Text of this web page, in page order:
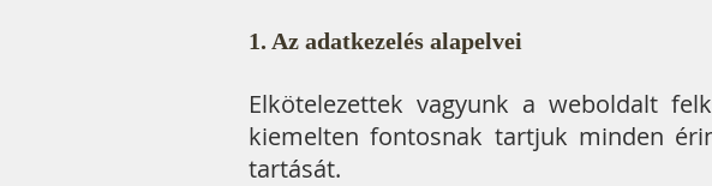
1. Az adatkezelés alapelvei
Elkötelezettek vagyunk a weboldalt
kiemelten fontosnak tartjuk minden
tartását.